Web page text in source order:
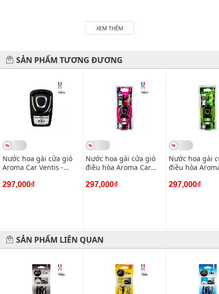
XEM THÊM
SẢN PHẨM TƯƠNG ĐƯƠNG
Nước hoa gài cửa gió
Aroma Car Ventis -
297,000₫
Nước hoa gài cửa gió
điều hòa Aroma Car
297,000₫
Nước hoa gài
điều hòa
297,000₫
SẢN PHẨM LIÊN QUAN